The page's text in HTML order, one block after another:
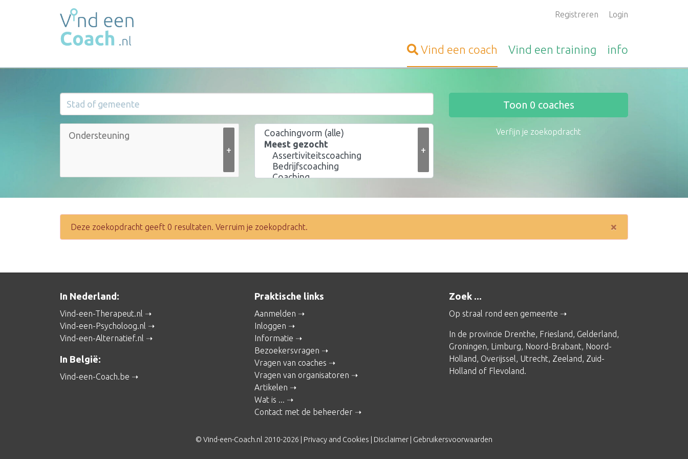
Registreren Login
Vind een coach Vind een training info
+ +
Toon 0 coaches
Verfijn je zoekopdracht
Deze zoekopdracht geeft 0 resultaten. Verruim je zoekopdracht. ×
In Nederland:
Vind-een-Therapeut.nl
Vind-een-Psycholoog.nl
Vind-een-Alternatief.nl
In België:
Vind-een-Coach.be
Praktische links
Aanmelden
Inloggen
Informatie
Bezoekersvragen
Vragen van coaches
Vragen van organisatoren
Artikelen
Wat is ...
Contact met de beheerder
Zoek ...
Op straal rond een gemeente
In de provincie Drenthe, Friesland, Gelderland,
Groningen, Limburg, Noord-Brabant, Noord-
Holland, Overijssel, Utrecht, Zeeland, Zuid-
Holland of Flevoland.
© Vind-een-Coach.nl 2010-2026 | Privacy and Cookies Disclaimer Gebruikersvoorwaarden